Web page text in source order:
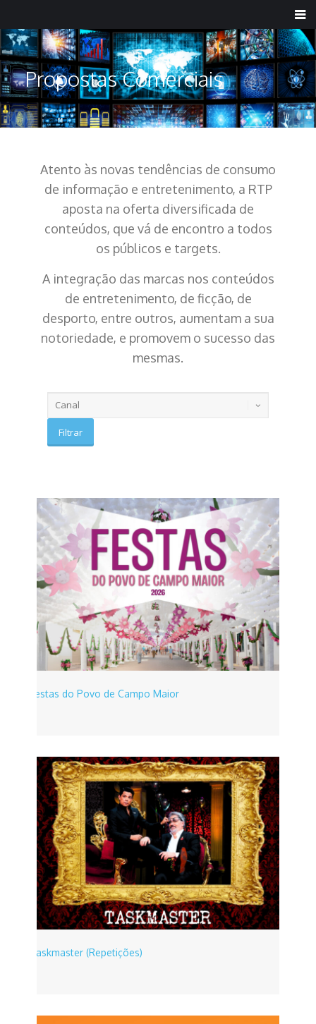
Propostas Comerciais
Atento às novas tendências de consumo
de informação e entretenimento, a RTP
aposta na oferta diversificada de
conteúdos, que vá de encontro a todos
os públicos e targets.
A integração das marcas nos conteúdos
de entretenimento, de ficção, de
desporto, entre outros, aumentam a sua
notoriedade, e promovem o sucesso das
mesmas.
Festas do Povo de Campo Maior
Taskmaster (Repetições)